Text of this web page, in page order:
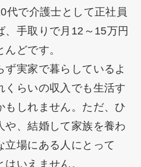
代で介護士として正社員
、手取りで月12～15万円
どです。
実家で暮らしているよ
くらいの収入でも生活す
もしれません。ただ、ひ
や、結婚して家族を養わ
立場にある人にとって
いえません。